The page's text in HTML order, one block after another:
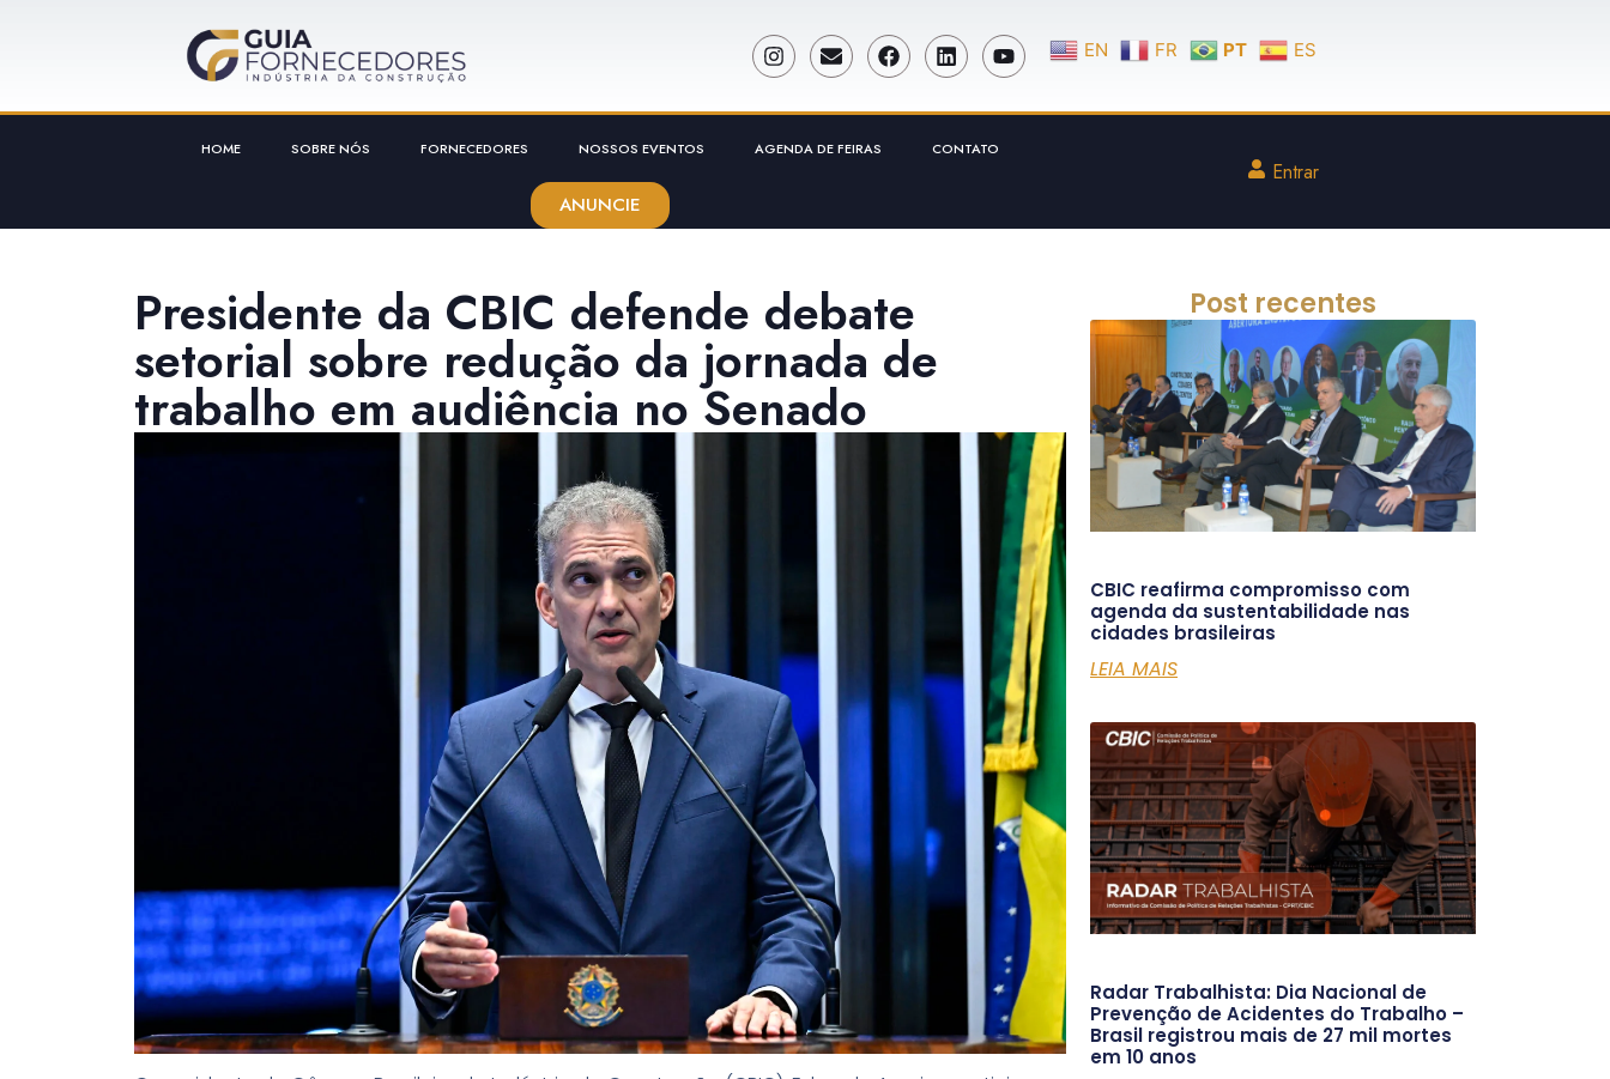
EN FR PT ES
HOME SOBRE NÓS FORNECEDORES NOSSOS EVENTOS AGENDA DE FEIRAS CONTATO
ANUNCIE
Entrar
Presidente da CBIC defende debate
setorial sobre redução da jornada de
trabalho em audiência no Senado
Post recentes
CBIC reafirma compromisso com
agenda da sustentabilidade nas
cidades brasileiras
LEIA MAIS
Radar Trabalhista: Dia Nacional de
Prevenção de Acidentes do Trabalho –
Brasil registrou mais de 27 mil mortes
em 10 anos